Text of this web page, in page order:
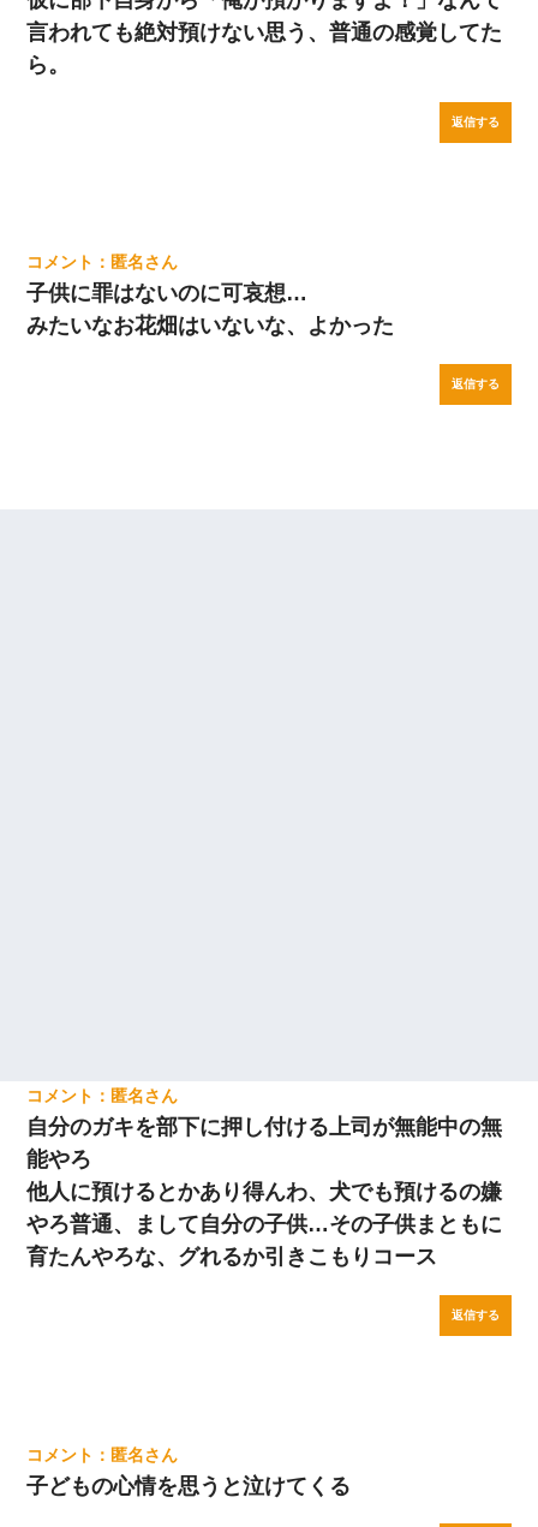
言われても絶対預けない思う、普通の感覚してた
ら。
返信する
匿名
子供に罪はないのに可哀想…
みたいなお花畑はいないな、よかった
返信する
匿名
自分のガキを部下に押し付ける上司が無能中の無
能やろ
他人に預けるとかあり得んわ、犬でも預けるの嫌
やろ普通、まして自分の子供…その子供まともに
育たんやろな、グれるか引きこもりコース
返信する
匿名
子どもの心情を思うと泣けてくる